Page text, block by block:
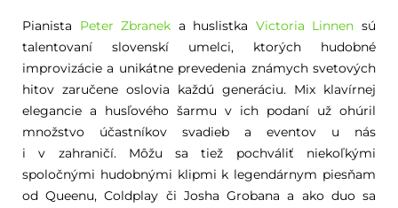
Pianista Peter Zbranek a huslistka Victoria Linnen sú
talentovaní slovenskí umelci, ktorých hudobné
improvizácie a unikátne prevedenia známych svetových
hitov zaručene oslovia každú generáciu. Mix klavírnej
elegancie a husľového šarmu v ich podaní už ohúril
množstvo účastníkov svadieb a eventov u nás
i v zahraničí. Môžu sa tiež pochváliť niekoľkými
spoločnými hudobnými klipmi k legendárnym piesňam
od Queenu, Coldplay či Josha Grobana a ako duo sa